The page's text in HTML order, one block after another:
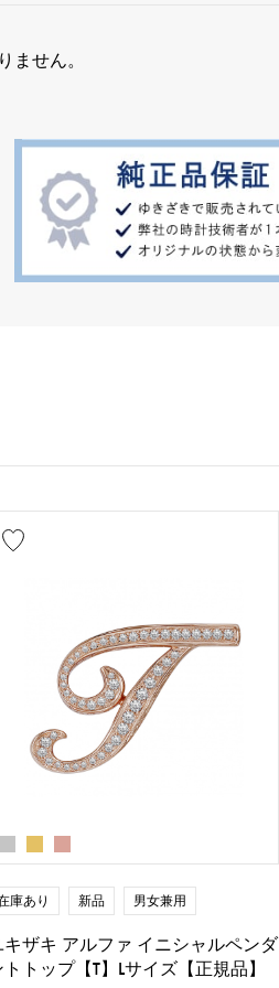
ません。
庫あり 新品 男女兼用
キザキ アルファ イニシャルペンダ
トトップ【T】Lサイズ【正規品】